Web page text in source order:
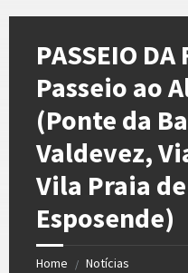
PASSEIO DA
Passeio ao
(Ponte da
Valdevez,
Vila Praia
Esposende)
Home / Notícias